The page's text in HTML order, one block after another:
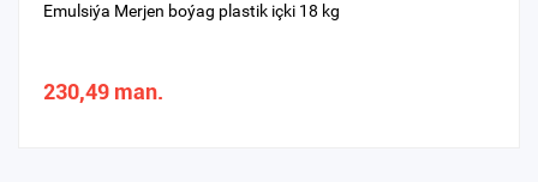
Emulsiýa Merjen boýag plastik içki 18 kg
230,49 man.